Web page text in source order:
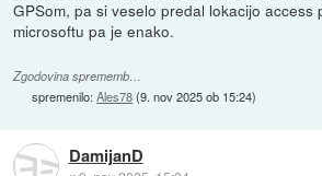
GPSom, pa si veselo predal lokacijo access
microsoftu pa je enako.
Zgodovina sprememb…
spremenilo:Ales78(9. nov 2025 ob 15:24)
DamijanD